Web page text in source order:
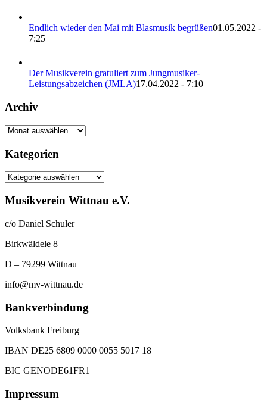
Endlich wieder den Mai mit Blasmusik begrüßen01.05.2022 -
7:25
Der Musikverein gratuliert zum Jungmusiker-
Leistungsabzeichen (JMLA)17.04.2022 - 7:10
Archiv
Archiv
Kategorien
Kategorien
Musikverein Wittnau e.V.
c/o Daniel Schuler
Birkwäldele 8
D – 79299 Wittnau
info@mv-wittnau.de
Bankverbindung
Volksbank Freiburg
IBAN DE25 6809 0000 0055 5017 18
BIC GENODE61FR1
Impressum